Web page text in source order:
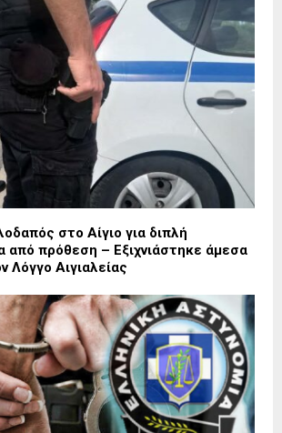
στο Αίγιο για διπλή
από πρόθεση – Εξιχνιάστηκε άμεσα
Λόγγο Αιγιαλείας